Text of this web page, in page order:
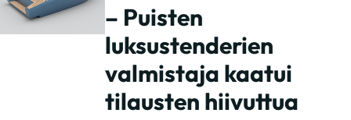
– Puisten
luksustenderien
valmistaja kaatui
tilausten hiivuttua